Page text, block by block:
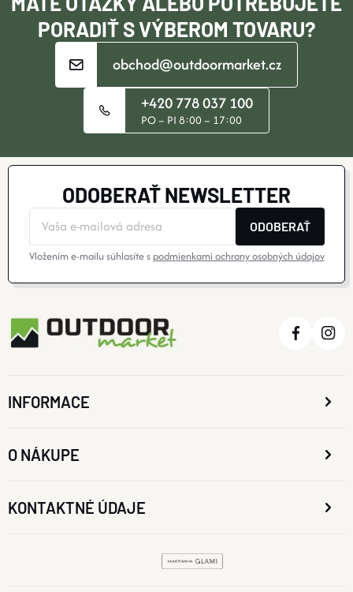
PORADIŤ S VÝBEROM TOVARU?
obchod@outdoormarket.cz
+420 778 037 100
PO – PI 8:00 – 17:00
ODOBERAŤ NEWSLETTER
ODOBERAŤ
Vložením e-mailu súhlasíte s podmienkami ochrany osobných údajov
INFORMACE
O NÁKUPE
KONTAKTNÉ ÚDAJE